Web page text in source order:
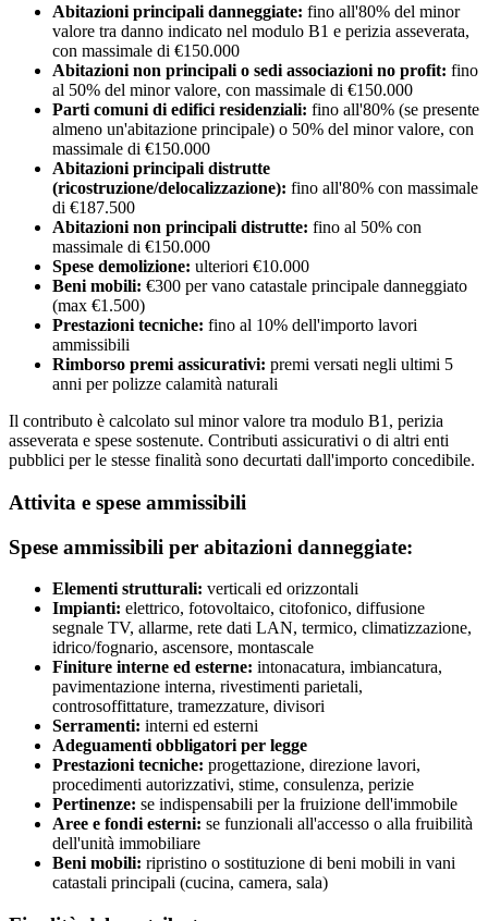
Abitazioni principali danneggiate: fino all'80% del minor
valore tra danno indicato nel modulo B1 e perizia asseverata,
con massimale di €150.000
Abitazioni non principali o sedi associazioni no profit: fino
al 50% del minor valore, con massimale di €150.000
Parti comuni di edifici residenziali: fino all'80% (se presente
almeno un'abitazione principale) o 50% del minor valore, con
massimale di €150.000
Abitazioni principali distrutte
(ricostruzione/delocalizzazione): fino all'80% con massimale
di €187.500
Abitazioni non principali distrutte: fino al 50% con
massimale di €150.000
Spese demolizione: ulteriori €10.000
Beni mobili: €300 per vano catastale principale danneggiato
(max €1.500)
Prestazioni tecniche: fino al 10% dell'importo lavori
ammissibili
Rimborso premi assicurativi: premi versati negli ultimi 5
anni per polizze calamità naturali
Il contributo è calcolato sul minor valore tra modulo B1, perizia
asseverata e spese sostenute. Contributi assicurativi o di altri enti
pubblici per le stesse finalità sono decurtati dall'importo concedibile.
Attivita e spese ammissibili
Spese ammissibili per abitazioni danneggiate:
Elementi strutturali: verticali ed orizzontali
Impianti: elettrico, fotovoltaico, citofonico, diffusione
segnale TV, allarme, rete dati LAN, termico, climatizzazione,
idrico/fognario, ascensore, montascale
Finiture interne ed esterne: intonacatura, imbiancatura,
pavimentazione interna, rivestimenti parietali,
controsoffittature, tramezzature, divisori
Serramenti: interni ed esterni
Adeguamenti obbligatori per legge
Prestazioni tecniche: progettazione, direzione lavori,
procedimenti autorizzativi, stime, consulenza, perizie
Pertinenze: se indispensabili per la fruizione dell'immobile
Aree e fondi esterni: se funzionali all'accesso o alla fruibilità
dell'unità immobiliare
Beni mobili: ripristino o sostituzione di beni mobili in vani
catastali principali (cucina, camera, sala)